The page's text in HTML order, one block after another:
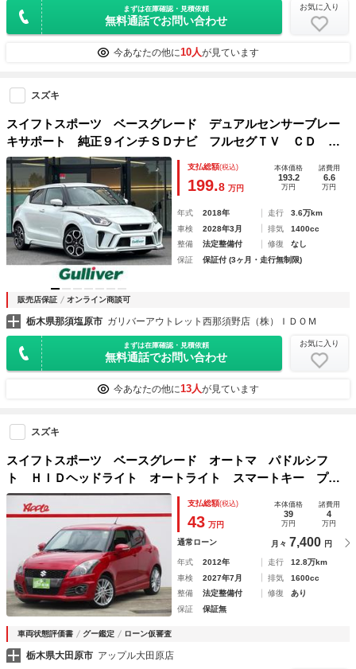
まずは在庫確認・見積依頼
無料通話でお問い合わせ
お気に入り
今あなたの他に10人が見ています
スズキ
スイフトスポーツ ベースグレード デュアルセンサーブレー
キサポート 純正９インチＳＤナビ フルセグＴＶ ＣＤ Ｄ
ＶＤ ＢＴ 全方位カメラ ＥＴＣ エアロパーツ アダプテ
ィブクルーズコントロール オートハイビーム レーンキープ
アシスト
支払総額(税込)
199.8 万円
本体価格
193.2
万円
諸費用
6.6
万円
年式 2018年 走行
3.6万km
車検
2028年3月 排気
1400cc
整備
法定整備付 修復
なし
保証
保証付 (3ヶ月・走行無制限)
販売店保証 オンライン商談可
栃木県那須塩原市 ガリバーアウトレット西那須野店（株）ＩＤＯＭ
まずは在庫確認・見積依頼
無料通話でお問い合わせ
お気に入り
今あなたの他に13人が見ています
スズキ
スイフトスポーツ ベースグレード オートマ パドルシフ
ト ＨＩＤヘッドライト オートライト スマートキー プッ
シュスタート ＥＴＣ オートエアコン 電動格納ドアミラ
ー タイミングチェーン
支払総額(税込)
43 万円
本体価格
39
万円
諸費用
4
万円
通常ローン 月々 7,400 円
年式 2012年 走行
12.8万km
車検
2027年7月 排気
1600cc
整備
法定整備付 修復
あり
保証
保証無
車両状態評価書 グー鑑定 ローン仮審査
栃木県大田原市 アップル大田原店